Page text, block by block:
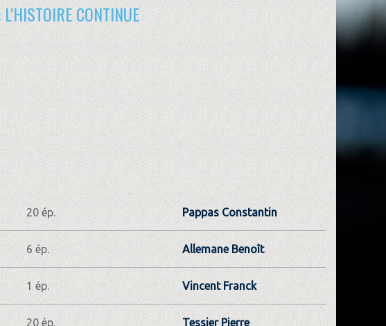
CONTINUE
20 ép. Pappas Constantin
6 ép. Allemane Benoît
1 ép. Vincent Franck
20 ép. Tessier Pierre